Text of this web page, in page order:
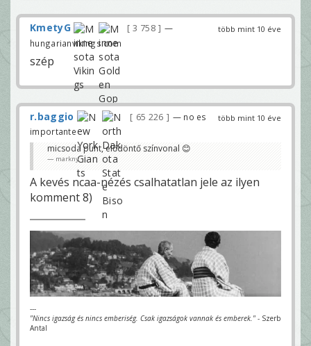
több mint 10 éve
KmetyG 3 758
—
hungarianvikings.com
szép
több mint 10 éve
r.baggio 65 226
— no es
importante
micsoda punt, elődöntő színvonal 😊
markny
A kevés ncaa-nézés csalhatatlan jele az ilyen
komment 8)
---
"Nincs igazság és nincs emberiség. Csak igazságok vannak és emberek." - Szerb
Antal